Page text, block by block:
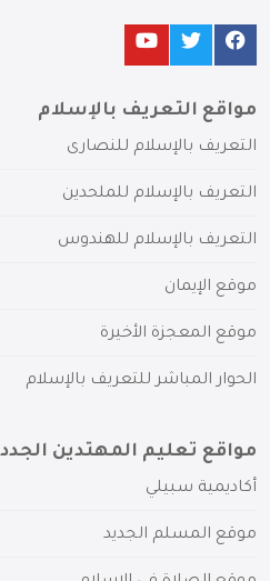
مواقع التعريف بالإسلام
التعريف بالإسلام للنصارى
التعريف بالإسلام للملحدين
التعريف بالإسلام للهندوس
موقع الإيمان
موقع المعجزة الأخيرة
الحوار المباشر للتعريف بالإسلام
مواقع تعليم المهتدين الجدد
أكاديمية سبيلي
موقع المسلم الجديد